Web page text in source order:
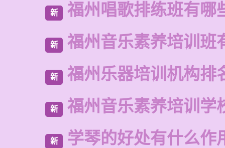
新 福州唱歌排练班有哪
新 福州音乐素养培训班
新 福州乐器培训机构排
新 福州音乐素养培训学
新 学琴的好处有什么作